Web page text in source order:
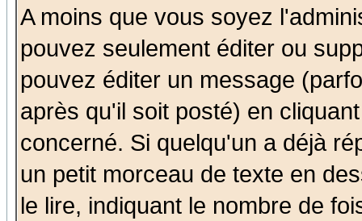
A moins que vous soyez
pouvez seulement éditer ou
pouvez éditer un message
après qu'il soit posté) en
concerné. Si quelqu'un a déjà
un petit morceau de texte en
le lire, indiquant le nombre de